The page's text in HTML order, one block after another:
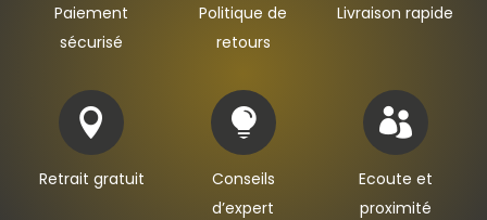
Paiement
sécurisé
Politique de
retours
Livraison rapide

Retrait gratuit

Conseils
d’expert

Ecoute et
proximité